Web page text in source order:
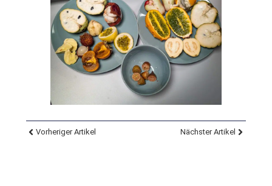
Vorheriger Artikel Nächster Artikel